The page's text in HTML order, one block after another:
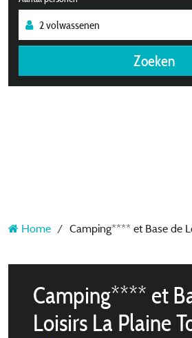
Zoeken
Home Camping**** et Base de
Camping**** et
Loisirs La Plaine